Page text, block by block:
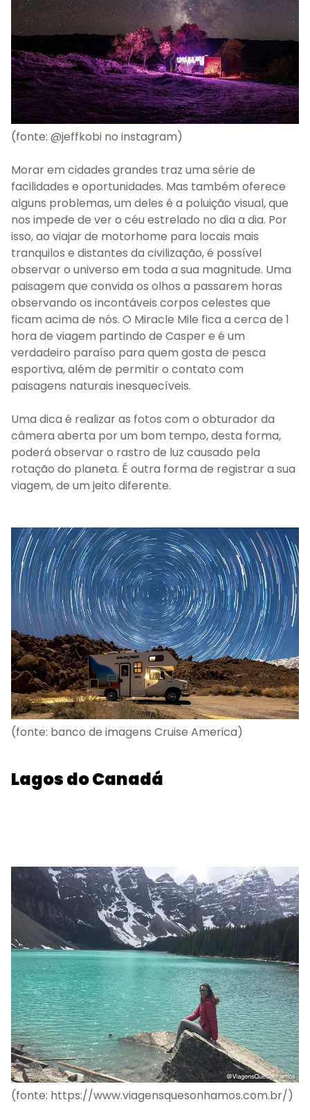
(fonte: @jeffkobi no instagram)
Morar em cidades grandes traz uma série de
facilidades e oportunidades. Mas também oferece
alguns problemas, um deles é a poluição visual, que
nos impede de ver o céu estrelado no dia a dia. Por
isso, ao viajar de motorhome para locais mais
tranquilos e distantes da civilização, é possível
observar o universo em toda a sua magnitude. Uma
paisagem que convida os olhos a passarem horas
observando os incontáveis corpos celestes que
ficam acima de nós. O Miracle Mile fica a cerca de 1
hora de viagem partindo de Casper e é um
verdadeiro paraíso para quem gosta de pesca
esportiva, além de permitir o contato com
paisagens naturais inesquecíveis.
Uma dica é realizar as fotos com o obturador da
câmera aberta por um bom tempo, desta forma,
poderá observar o rastro de luz causado pela
rotação do planeta. É outra forma de registrar a sua
viagem, de um jeito diferente.
(fonte: banco de imagens Cruise America)
Lagos do Canadá
(fonte: https://www.viagensquesonhamos.com.br/)